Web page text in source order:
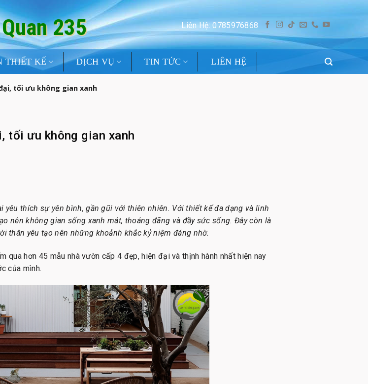
235 Liên Hệ: 0785976868
THIẾT KẾ DỊCH VỤ TIN TỨC LIÊN HỆ
tối ưu không gian xanh
tối ưu không gian xanh
thích sự yên bình, gần gũi với thiên nhiên. Với thiết kế đa dạng và linh
nên không gian sống xanh mát, thoáng đãng và đầy sức sống. Đây còn là
thân yêu tạo nên những khoảnh khắc kỷ niệm đáng nhờ.
qua hơn 45 mẫu nhà vườn cấp 4 đẹp, hiện đại và thịnh hành nhất hiện nay
của mình.